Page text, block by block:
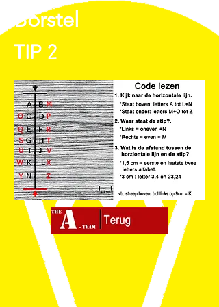
Borstel
TIP 2